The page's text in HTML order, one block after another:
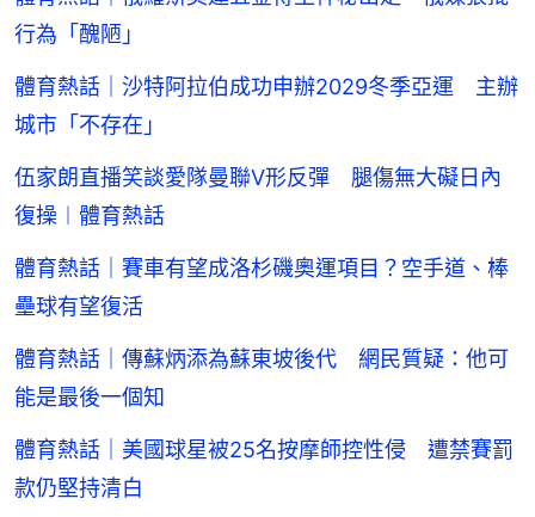
行為「醜陋」
體育熱話｜沙特阿拉伯成功申辦2029冬季亞運 主辦
城市「不存在」
伍家朗直播笑談愛隊曼聯V形反彈 腿傷無大礙日內
復操︱體育熱話
體育熱話｜賽車有望成洛杉磯奧運項目？空手道、棒
壘球有望復活
體育熱話｜傳蘇炳添為蘇東坡後代 網民質疑：他可
能是最後一個知
體育熱話｜美國球星被25名按摩師控性侵 遭禁賽罰
款仍堅持清白